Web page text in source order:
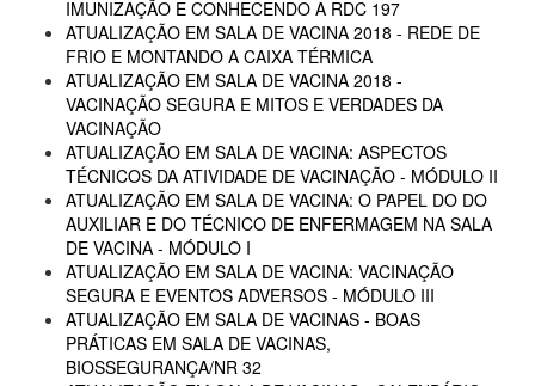
IMUNIZAÇÃO E CONHECENDO A RDC 197
ATUALIZAÇÃO EM SALA DE VACINA 2018 - REDE DE
FRIO E MONTANDO A CAIXA TÉRMICA
ATUALIZAÇÃO EM SALA DE VACINA 2018 -
VACINAÇÃO SEGURA E MITOS E VERDADES DA
VACINAÇÃO
ATUALIZAÇÃO EM SALA DE VACINA: ASPECTOS
TÉCNICOS DA ATIVIDADE DE VACINAÇÃO - MÓDULO II
ATUALIZAÇÃO EM SALA DE VACINA: O PAPEL DO DO
AUXILIAR E DO TÉCNICO DE ENFERMAGEM NA SALA
DE VACINA - MÓDULO I
ATUALIZAÇÃO EM SALA DE VACINA: VACINAÇÃO
SEGURA E EVENTOS ADVERSOS - MÓDULO III
ATUALIZAÇÃO EM SALA DE VACINAS - BOAS
PRÁTICAS EM SALA DE VACINAS,
BIOSSEGURANÇA/NR 32